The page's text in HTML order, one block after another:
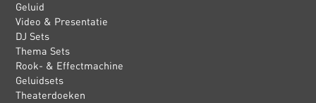
Geluid
Video & Presentatie
DJ Sets
Thema Sets
Rook- & Effectmachine
Geluidsets
Theaterdoeken